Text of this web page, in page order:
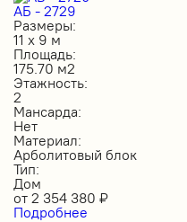
АБ - 2729
Размеры:
11 х 9 м
Площадь:
175.70 м2
Этажность:
2
Мансарда:
Нет
Материал:
Арболитовый блок
Тип:
Дом
от 2 354 380 ₽
Подробнее